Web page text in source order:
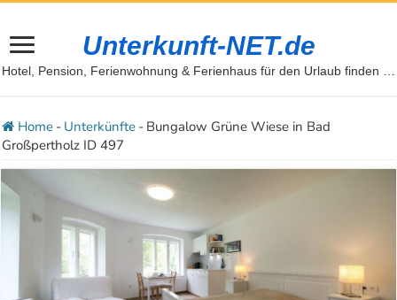
Unterkunft-NET.de
Hotel, Pension, Ferienwohnung & Ferienhaus für den Urlaub finden …
Home - Unterkünfte - Bungalow Grüne Wiese in Bad
Großpertholz ID 497